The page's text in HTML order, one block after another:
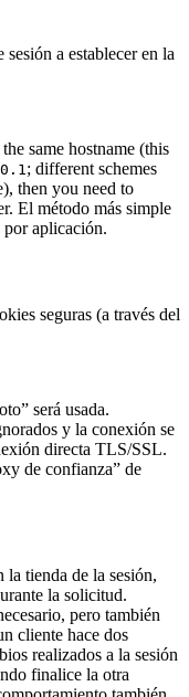
a establecer en la
same hostname (this
; different schemes
then you need to
El método más simple
por aplicación.
seguras (a través del
será usada.
y la conexión se
directa TLS/SSL.
de confianza” de
la tienda de la sesión,
la solicitud.
pero también
cliente hace dos
realizados a la sesión
finalice la otra